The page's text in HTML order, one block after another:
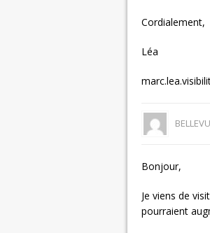
Cordialement,
Léa
Bonjour,
Je viens de
pourraient